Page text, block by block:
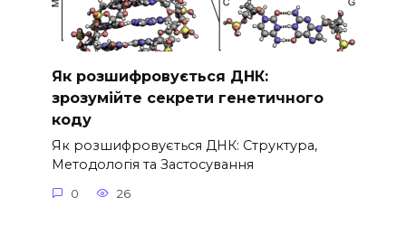
Як розшифровується ДНК:
зрозумійте секрети генетичного
коду
Як розшифровується ДНК: Структура,
Методологія та Застосування
0 26